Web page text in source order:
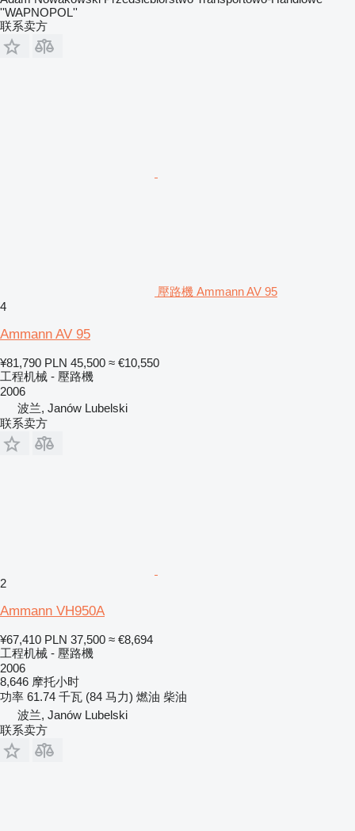
''WAPNOPOL''
联系卖方
壓路機 Ammann AV 95
4
Ammann AV 95
¥81,790 PLN 45,500 ≈ €10,550
工程机械 - 壓路機
2006
波兰, Janów Lubelski
联系卖方
2
Ammann VH950A
¥67,410 PLN 37,500 ≈ €8,694
工程机械 - 壓路機
2006
8,646 摩托小时
功率 61.74 千瓦 (84 马力) 燃油 柴油
波兰, Janów Lubelski
联系卖方